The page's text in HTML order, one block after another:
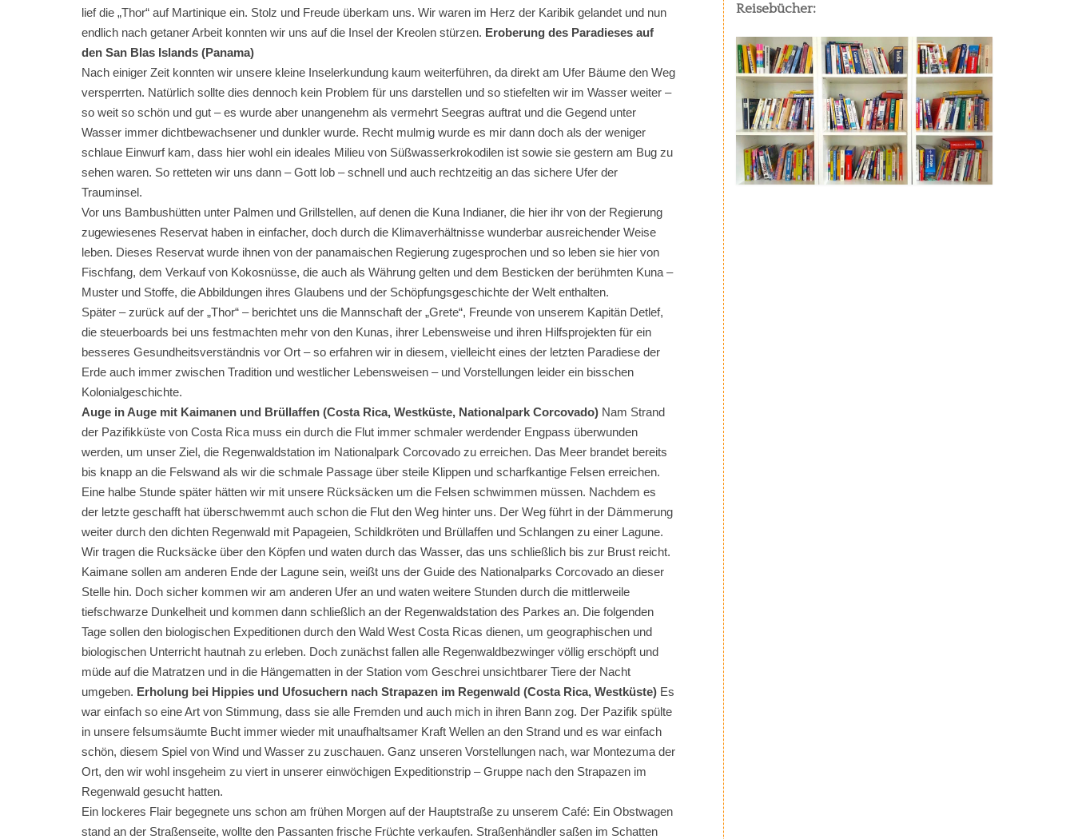
lief die „Thor“ auf Martinique ein. Stolz und Freude überkam uns. Wir waren im Herz der Karibik gelandet und nun
endlich nach getaner Arbeit konnten wir uns auf die Insel der Kreolen stürzen. Eroberung des Paradieses auf
den San Blas Islands (Panama)
Nach einiger Zeit konnten wir unsere kleine Inselerkundung kaum weiterführen, da direkt am Ufer Bäume den Weg
versperrten. Natürlich sollte dies dennoch kein Problem für uns darstellen und so stiefelten wir im Wasser weiter –
so weit so schön und gut – es wurde aber unangenehm als vermehrt Seegras auftrat und die Gegend unter
Wasser immer dichtbewachsener und dunkler wurde. Recht mulmig wurde es mir dann doch als der weniger
schlaue Einwurf kam, dass hier wohl ein ideales Milieu von Süßwasserkrokodilen ist sowie sie gestern am Bug zu
sehen waren. So retteten wir uns dann – Gott lob – schnell und auch rechtzeitig an das sichere Ufer der
Trauminsel.
Vor uns Bambushütten unter Palmen und Grillstellen, auf denen die Kuna Indianer, die hier ihr von der Regierung
zugewiesenes Reservat haben in einfacher, doch durch die Klimaverhältnisse wunderbar ausreichender Weise
leben. Dieses Reservat wurde ihnen von der panamaischen Regierung zugesprochen und so leben sie hier von
Fischfang, dem Verkauf von Kokosnüsse, die auch als Währung gelten und dem Besticken der berühmten Kuna –
Muster und Stoffe, die Abbildungen ihres Glaubens und der Schöpfungsgeschichte der Welt enthalten.
Später – zurück auf der „Thor“ – berichtet uns die Mannschaft der „Grete“, Freunde von unserem Kapitän Detlef,
die steuerboards bei uns festmachten mehr von den Kunas, ihrer Lebensweise und ihren Hilfsprojekten für ein
besseres Gesundheitsverständnis vor Ort – so erfahren wir in diesem, vielleicht eines der letzten Paradiese der
Erde auch immer zwischen Tradition und westlicher Lebensweisen – und Vorstellungen leider ein bisschen
Kolonialgeschichte.
Auge in Auge mit Kaimanen und Brüllaffen (Costa Rica, Westküste, Nationalpark Corcovado) Nam Strand
der Pazifikküste von Costa Rica muss ein durch die Flut immer schmaler werdender Engpass überwunden
werden, um unser Ziel, die Regenwaldstation im Nationalpark Corcovado zu erreichen. Das Meer brandet bereits
bis knapp an die Felswand als wir die schmale Passage über steile Klippen und scharfkantige Felsen erreichen.
Eine halbe Stunde später hätten wir mit unsere Rücksäcken um die Felsen schwimmen müssen. Nachdem es
der letzte geschafft hat überschwemmt auch schon die Flut den Weg hinter uns. Der Weg führt in der Dämmerung
weiter durch den dichten Regenwald mit Papageien, Schildkröten und Brüllaffen und Schlangen zu einer Lagune.
Wir tragen die Rucksäcke über den Köpfen und waten durch das Wasser, das uns schließlich bis zur Brust reicht.
Kaimane sollen am anderen Ende der Lagune sein, weißt uns der Guide des Nationalparks Corcovado an dieser
Stelle hin. Doch sicher kommen wir am anderen Ufer an und waten weitere Stunden durch die mittlerweile
tiefschwarze Dunkelheit und kommen dann schließlich an der Regenwaldstation des Parkes an. Die folgenden
Tage sollen den biologischen Expeditionen durch den Wald West Costa Ricas dienen, um geographischen und
biologischen Unterricht hautnah zu erleben. Doch zunächst fallen alle Regenwaldbezwinger völlig erschöpft und
müde auf die Matratzen und in die Hängematten in der Station vom Geschrei unsichtbarer Tiere der Nacht
umgeben. Erholung bei Hippies und Ufosuchern nach Strapazen im Regenwald (Costa Rica, Westküste) Es
war einfach so eine Art von Stimmung, dass sie alle Fremden und auch mich in ihren Bann zog. Der Pazifik spülte
in unsere felsumsäumte Bucht immer wieder mit unaufhaltsamer Kraft Wellen an den Strand und es war einfach
schön, diesem Spiel von Wind und Wasser zu zuschauen. Ganz unseren Vorstellungen nach, war Montezuma der
Ort, den wir wohl insgeheim zu viert in unserer einwöchigen Expeditionstrip – Gruppe nach den Strapazen im
Regenwald gesucht hatten.
Ein lockeres Flair begegnete uns schon am frühen Morgen auf der Hauptstraße zu unserem Café: Ein Obstwagen
stand an der Straßenseite, wollte den Passanten frische Früchte verkaufen. Straßenhändler saßen im Schatten
Reisebücher: